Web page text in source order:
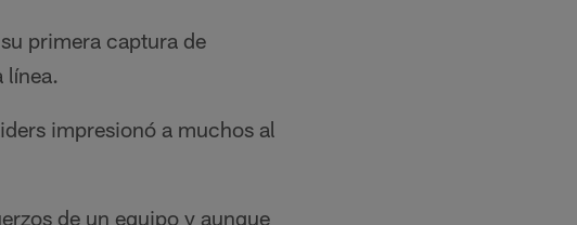
primera captura de
línea.
impresionó a muchos al
de un equipo y aunque